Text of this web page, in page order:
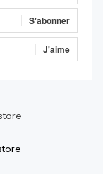
S'abonner
J'aime